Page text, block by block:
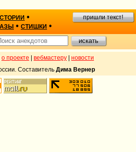
•
• СТИШКИ •
пришли текст!
о проекте вебмастеру
новости
Составитель Дима Вернер